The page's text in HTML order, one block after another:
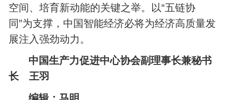
空间、培育新动能的关键之举。以“五链协
同”为支撑，中国智能经济必将为经济高质量发
展注入强劲动力。
中国生产力促进中心协会副理事长兼秘书
长 王羽
编辑：马明